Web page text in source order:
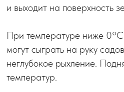
и выходит на поверхность
При температуре ниже 0°С
могут сыграть на руку
неглубокое рыхление.
температур.